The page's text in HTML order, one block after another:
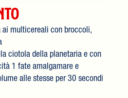
ai multicereali con broccoli,
ciotola della planetaria e con
1 fate amalgamare e
alle stesse per 30 secondi